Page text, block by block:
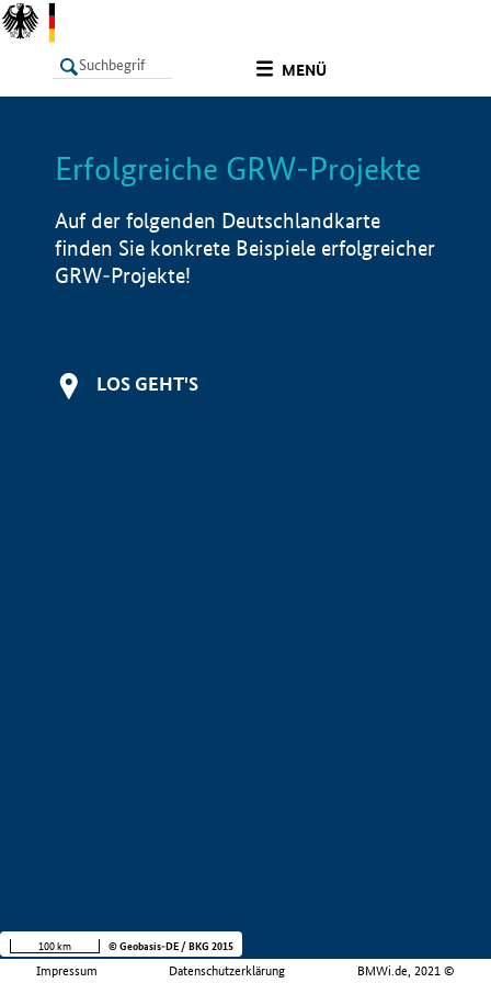
MENÜ
LISTE Info
Erfolgreiche GRW-Projekte
Auf der folgenden Deutschlandkarte
finden Sie konkrete Beispiele erfolgreicher
GRW-Projekte!
LOS GEHT'S
Impressum Datenschutzerklärung BMWi.de, 2021 ©
100 km © Geobasis-DE / BKG 2015